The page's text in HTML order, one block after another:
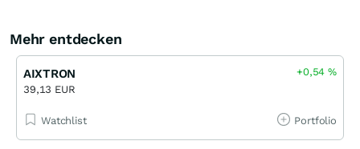
Mehr entdecken
AIXTRON
39,13 EUR
+0,54%
Watchlist Portfolio